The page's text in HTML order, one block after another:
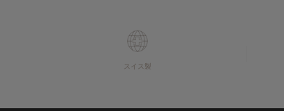
スイス製